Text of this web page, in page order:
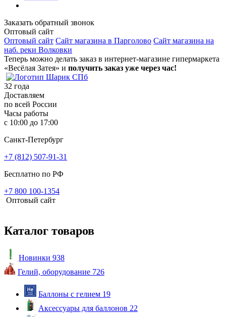
Заказать обратный звонок
Оптовый сайт
Оптовый сайт Сайт магазина в Парголово Сайт магазина на
наб. реки Волковки
Теперь можно делать заказ в интернет-магазине гипермаркета
«Весёлая Затея» и получить заказ уже через час!
32 года
Доставляем
по всей России
Часы работы
с 10:00 до 17:00
Санкт-Петербург
+7 (812) 507-91-31
Бесплатно по РФ
+7 800 100-1354
Оптовый сайт
Каталог товаров
Новинки 938
Гелий, оборудование 726
Баллоны с гелием 19
Аксессуары для баллонов 22